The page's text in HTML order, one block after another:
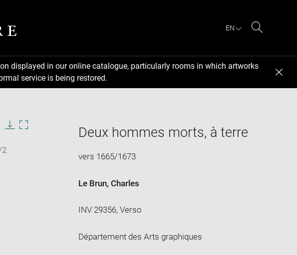
EN
displayed in our online catalogue, particularly rooms in which artworks
service is being restored.
Deux hommes morts, à terre
vers 1665/1673
Le Brun, Charles
INV 29356, Verso
Département des Arts graphiques